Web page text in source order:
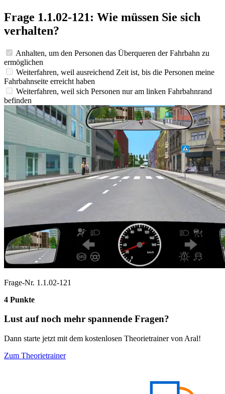
Frage 1.1.02-121: Wie müssen Sie sich
verhalten?
Anhalten, um den Personen das Überqueren der Fahrbahn zu
ermöglichen
Weiterfahren, weil ausreichend Zeit ist, bis die Personen meine
Fahrbahnseite erreicht haben
Weiterfahren, weil sich Personen nur am linken Fahrbahnrand
befinden
Frage-Nr. 1.1.02-121
4 Punkte
Lust auf noch mehr spannende Fragen?
Dann starte jetzt mit dem kostenlosen Theorietrainer von Aral!
Zum Theorietrainer